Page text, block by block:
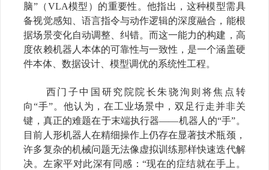
脑”（VLA模型）的重要性。他指出，这种模型需具
备视觉感知、语言指令与动作逻辑的深度融合，能根
据场景变化自动调整、纠错。而这一能力的构建，高
度依赖机器人本体的可靠性与一致性，是一个涵盖硬
件本体、数据设计、模型调优的系统性工程。
西门子中国研究院院长朱骁洵则将焦点转
向“手”。他认为，在工业场景中，双足行走并非关
键，真正的难题在于末端执行器——机器人的“手”。
目前人形机器人在精细操作上仍存在显著技术瓶颈，
许多复杂的机械问题无法像虚拟训练那样快速迭代解
决。左家平对此深有同感： “现在的症结就在手上。